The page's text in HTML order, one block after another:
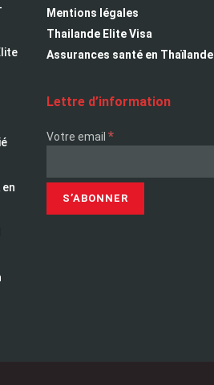
Mentions légales
Thailande Elite Visa
Assurances santé en Thaïlande
Lettre d’information
Votre email *